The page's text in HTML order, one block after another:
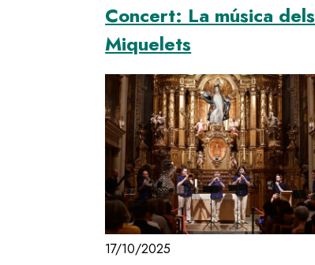
Concert: La música dels
Miquelets
Image
17/10/2025